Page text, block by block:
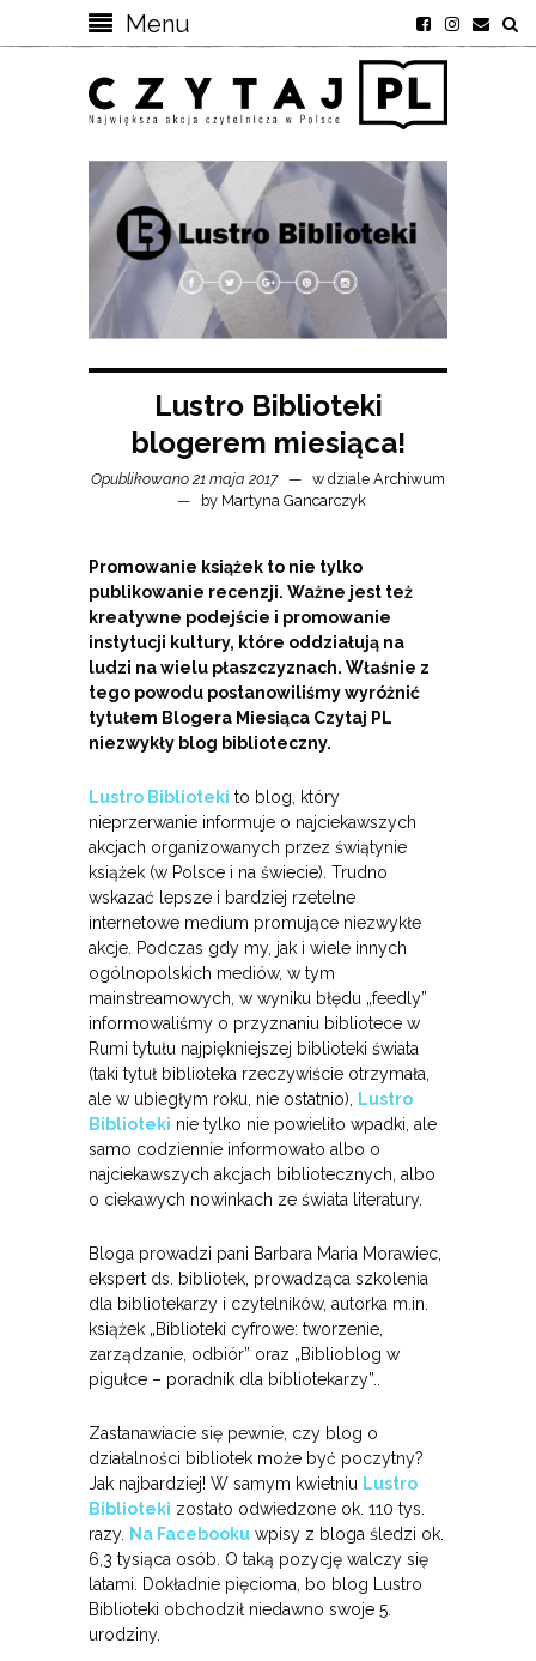
Menu
Lustro Biblioteki
blogerem miesiąca!
Opublikowano 21 maja 2017 w dziale Archiwum
by Martyna Gancarczyk
Promowanie książek to nie tylko
publikowanie recenzji. Ważne jest też
kreatywne podejście i promowanie
instytucji kultury, które oddziałują na
ludzi na wielu płaszczyznach. Właśnie z
tego powodu postanowiliśmy wyróżnić
tytułem Blogera Miesiąca Czytaj PL
niezwykły blog biblioteczny.
Lustro Biblioteki to blog, który
nieprzerwanie informuje o najciekawszych
akcjach organizowanych przez świątynie
książek (w Polsce i na świecie). Trudno
wskazać lepsze i bardziej rzetelne
internetowe medium promujące niezwykłe
akcje. Podczas gdy my, jak i wiele innych
ogólnopolskich mediów, w tym
mainstreamowych, w wyniku błędu „feedly”
informowaliśmy o przyznaniu bibliotece w
Rumi tytułu najpiękniejszej biblioteki świata
(taki tytuł biblioteka rzeczywiście otrzymała,
ale w ubiegłym roku, nie ostatnio),
Lustro
Biblioteki nie tylko nie powieliło wpadki, ale
samo codziennie informowało albo o
najciekawszych akcjach bibliotecznych, albo
o ciekawych nowinkach ze świata literatury.
Bloga prowadzi pani Barbara Maria Morawiec,
ekspert ds. bibliotek, prowadząca szkolenia
dla bibliotekarzy i czytelników, autorka m.in.
książek „Biblioteki cyfrowe: tworzenie,
zarządzanie, odbiór” oraz „Biblioblog w
pigułce – poradnik dla bibliotekarzy”..
Zastanawiacie się pewnie, czy blog o
działalności bibliotek może być poczytny?
Jak najbardziej! W samym kwietniu Lustro
Biblioteki zostało odwiedzone ok. 110 tys.
razy. Na Facebooku wpisy z bloga śledzi ok.
6,3 tysiąca osób. O taką pozycję walczy się
latami. Dokładnie pięcioma, bo blog Lustro
Biblioteki obchodził niedawno swoje 5.
urodziny.